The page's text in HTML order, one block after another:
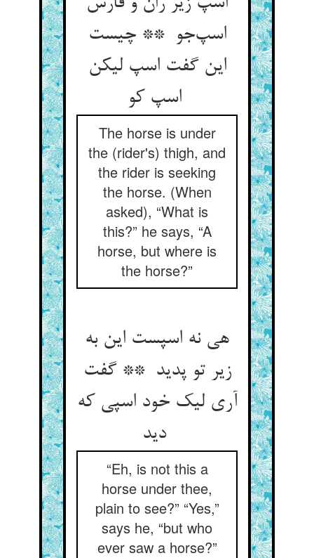
اسپ‌جو ** چیست
این گفت اسپ لیکن
اسپ کو
The horse is under
the (rider's) thigh, and
the rider is seeking
the horse. (When
asked), “What is
this?” he says, “A
horse, but where is
the horse?”
هی نه اسپست این به
زیر تو پدید ** گفت
آری لیک خود اسپی که
دید
“Eh, is not this a
horse under thee,
plain to see?” “Yes,”
says he, “but who
ever saw a horse?”